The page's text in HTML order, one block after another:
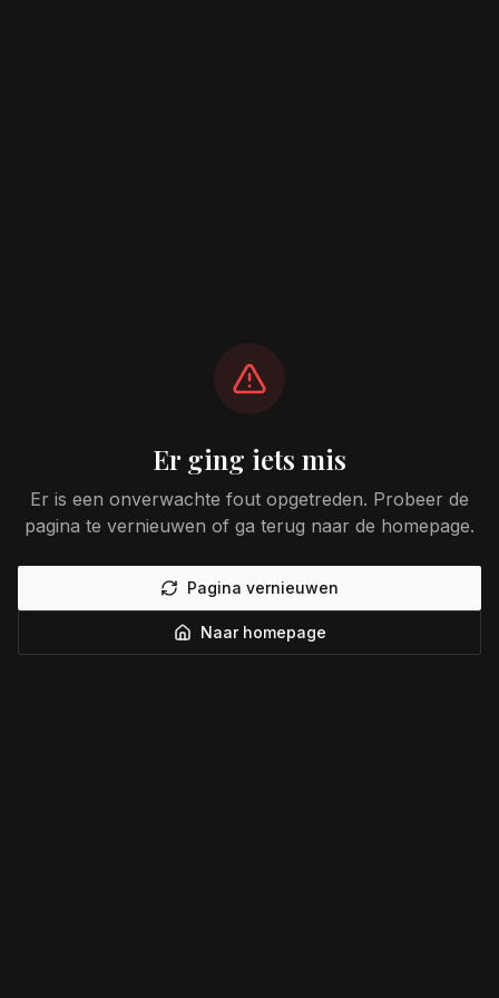
Er ging iets mis
Er is een onverwachte fout opgetreden. Probeer de
pagina te vernieuwen of ga terug naar de homepage.
Pagina vernieuwen
Naar homepage